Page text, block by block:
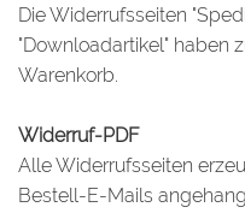
Die Widerrufsseiten
"Downloadartikel" haben
Warenkorb.
Widerruf-PDF
Alle Widerrufsseiten
Bestell-E-Mails